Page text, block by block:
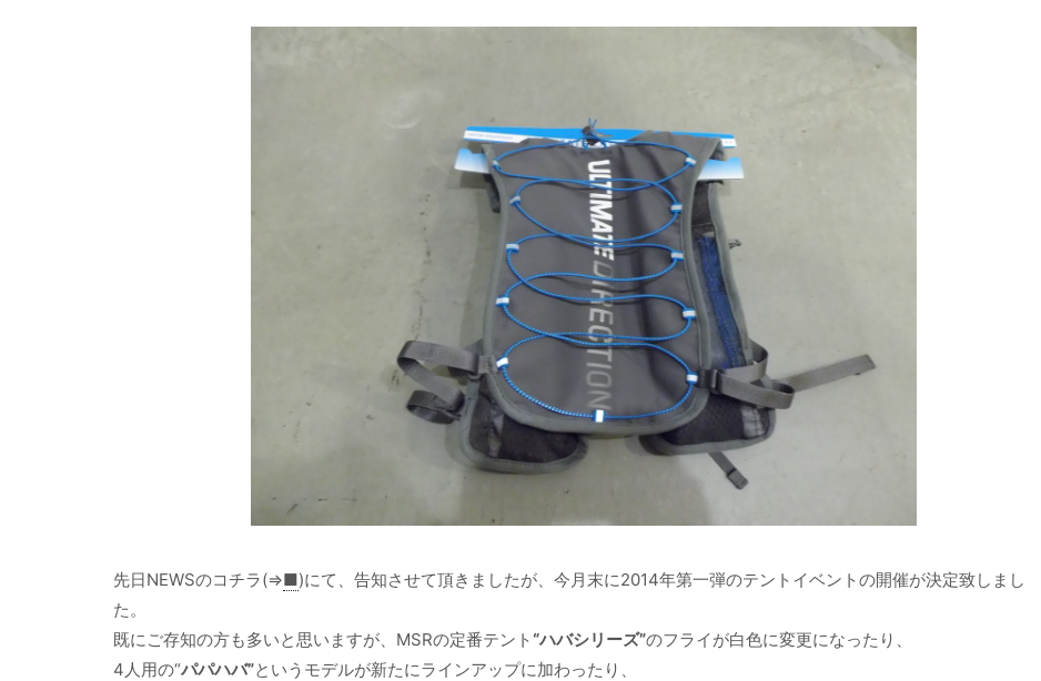
先日NEWSのコチラ(⇒■)にて、告知させて頂きましたが、今月末に2014年第一弾のテントイベントの開催が決定致しまし
た。
既にご存知の方も多いと思いますが、MSRの定番テント“ハバシリーズ”のフライが白色に変更になったり、
4人用の“パパハバ”というモデルが新たにラインアップに加わったり、